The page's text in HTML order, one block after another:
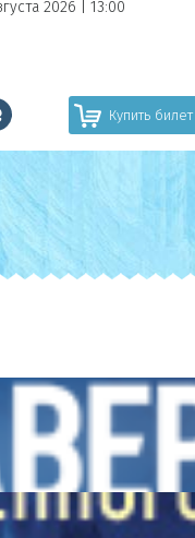
2026 | 13:00
Купить билет